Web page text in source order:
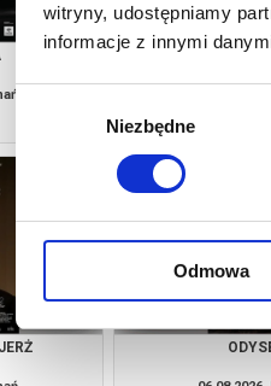
witryny, udostępniamy
informacje z innymi
Wybór
Niezbędne
Odmowa
SAVAGE